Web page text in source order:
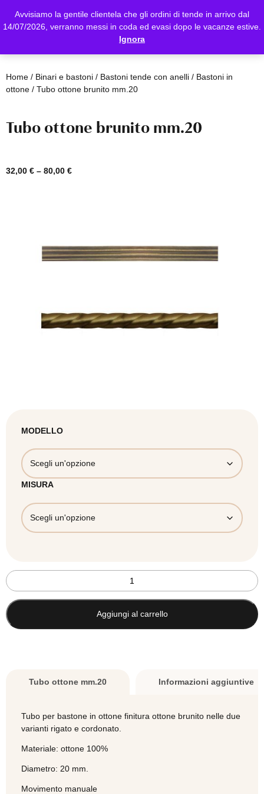
Avvisiamo la gentile clientela che gli ordini di tende in arrivo dal
14/07/2026, verranno messi in coda ed evasi dopo le vacanze estive.
Ignora
Home/ Binari e bastoni/ Bastoni tende con anelli/ Bastoni in
ottone/ Tubo ottone brunito mm.20
Tubo ottone brunito mm.20
32,00 €– 80,00 €
MODELLO
MISURA
Tubo
ottone
brunito
mm.20
quantità
Aggiungi al carrello
Tubo ottone mm.20 Informazioni aggiuntive
Tubo per bastone in ottone finitura ottone brunito nelle due
varianti rigato e cordonato.
Materiale: ottone 100%
Diametro: 20 mm.
Movimento manuale